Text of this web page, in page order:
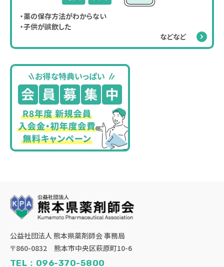
・薬の保存方法がわからない
・子供が誤飲した
などなど
公益社団法人 熊本県薬剤師会 事務局
〒860-0832 熊本市中央区萩原町10-6
TEL：096-370-5800